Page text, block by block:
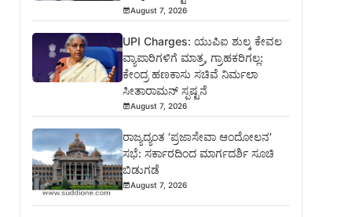
August 7, 2026
UPI Charges: ಯುಪಿಐ ಶುಲ್ಕ ಕೇವಲ
ವ್ಯಾಪಾರಿಗಳಿಗೆ ಮಾತ್ರ, ಗ್ರಾಹಕರಿಗಲ್ಲ:
ಕೇಂದ್ರ ಹಣಕಾಸು ಸಚಿವೆ ನಿರ್ಮಲಾ
ಸೀತಾರಾಮನ್ ಸ್ಪಷ್ಟನೆ
August 7, 2026
ರಾಜ್ಯದ್ಯಂತ ‘ಪ್ರಜಾಸೇವಾ ಆಂದೋಲನ’
ಸಭೆ: ಸರ್ಕಾರದಿಂದ ಮಾರ್ಗದರ್ಶಿ ಸೂಚಿ
ಬಿಡುಗಡೆ
August 7, 2026